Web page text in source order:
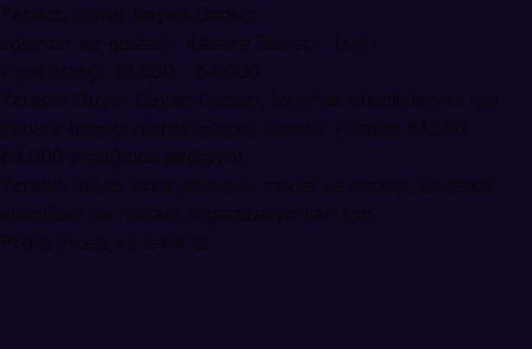
Yaratıcı Duvar Bayan Dansçı
eglence-ve-gosteri · Kabare Dansçı · İzmir
Fiyat aralığı: ₺1.500 – ₺4.000
Yaratıcı Duvar Bayan Dansçı, İzmir'de etkinlikleriniz için
kabare dansçı olarak hizmet veriyor. Fiyatlar ₺1.500 –
₺4.000 aralığında değişiyor.
Yaratıcı duvar arka planında model ve dansçı. Sanatsal
etkinlikler ve reklam organizasyonları için.
Profili incele ve teklif al